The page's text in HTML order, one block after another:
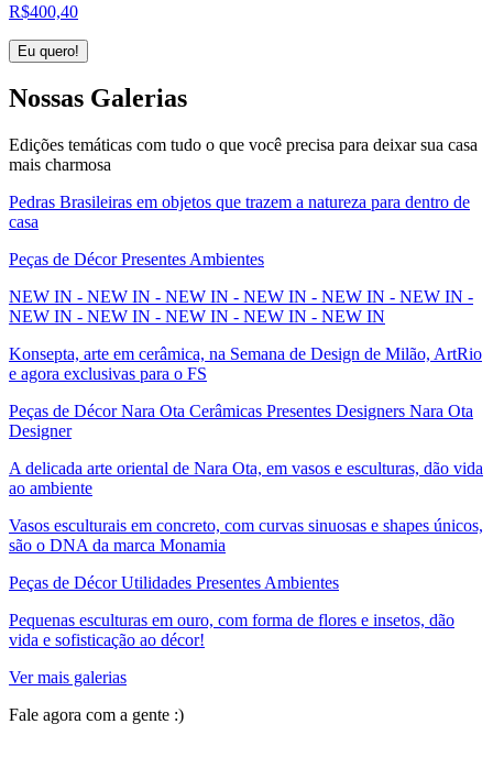
R$400,40
Eu quero!
Nossas Galerias
Edições temáticas com tudo o que você precisa para deixar sua casa
mais charmosa
Pedras Brasileiras em objetos que trazem a natureza para dentro de
casa
Peças de Décor Presentes Ambientes
NEW IN - NEW IN - NEW IN - NEW IN - NEW IN - NEW IN -
NEW IN - NEW IN - NEW IN - NEW IN - NEW IN
Konsepta, arte em cerâmica, na Semana de Design de Milão, ArtRio
e agora exclusivas para o FS
Peças de Décor Nara Ota Cerâmicas Presentes Designers Nara Ota
Designer
A delicada arte oriental de Nara Ota, em vasos e esculturas, dão vida
ao ambiente
Vasos esculturais em concreto, com curvas sinuosas e shapes únicos,
são o DNA da marca Monamia
Peças de Décor Utilidades Presentes Ambientes
Pequenas esculturas em ouro, com forma de flores e insetos, dão
vida e sofisticação ao décor!
Ver mais galerias
Fale agora com a gente :)